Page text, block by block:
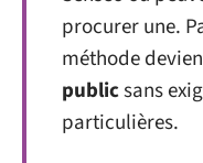
procurer une.
méthode
publicsans
particulières.